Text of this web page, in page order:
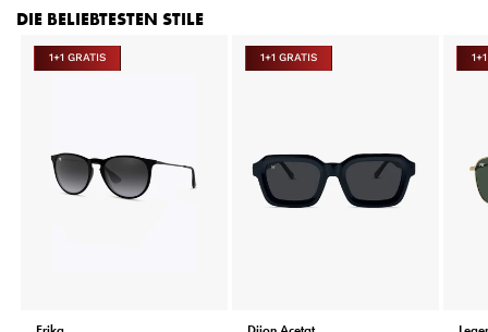
DIE BELIEBTESTEN STILE
1+1 GRATIS 1+1 GRATIS